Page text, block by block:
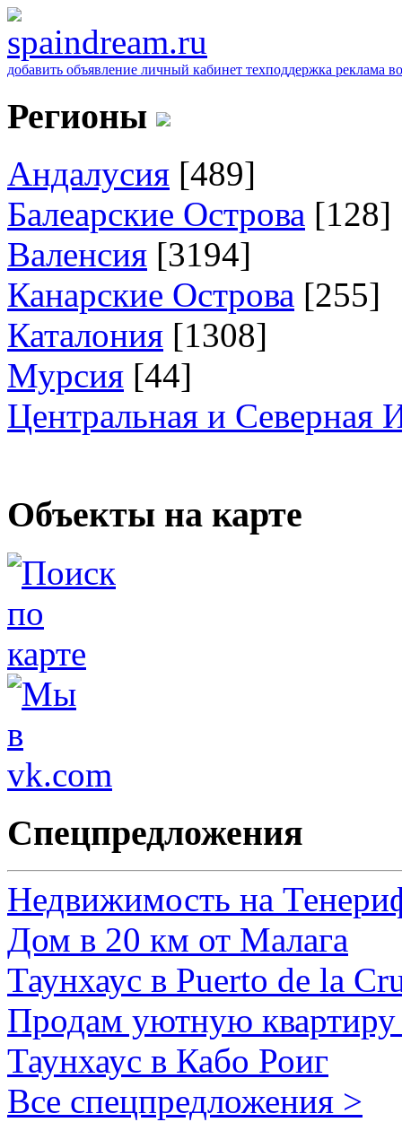
добавить объявление личный кабинет техподдержка реклама
Регионы
Андалусия [489]
Балеарские Острова [128]
Валенсия [3194]
Канарские Острова [255]
Каталония [1308]
Мурсия [44]
Центральная и Северная
Объекты на карте
Спецпредложения
Недвижимость на
Дом в 20 км от Малага
Таунхаус в Puerto de la
Продам уютную
Таунхаус в Кабо Роиг
Все спецпредложения >